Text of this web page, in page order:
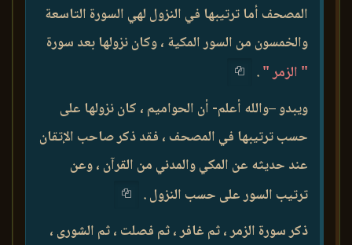
المصحف أما ترتيبها في النزول لهي السورة التاسعة
والخمسون من السور المكية ، وكان نزولها بعد سورة
" الزمر ".
ويبدو –والله أعلم- أن الحواميم ، كان نزولها على
حسب ترتيبها في المصحف ، فقد ذكر صاحب الإتقان
عند حديثه عن المكي والمدني من القرآن ، وعن
ترتيب السور على حسب النزول .
ذكر سورة الزمر ، ثم غافر ، ثم فصلت ، ثم الشورى ،